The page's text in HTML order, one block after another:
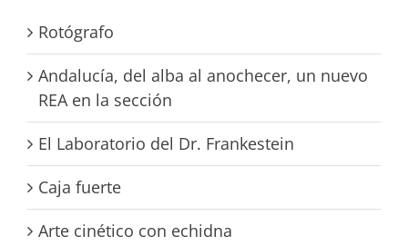
Rotógrafo
Andalucía, del alba al anochecer, un nuevo
REA en la sección
El Laboratorio del Dr. Frankestein
Caja fuerte
Arte cinético con echidna